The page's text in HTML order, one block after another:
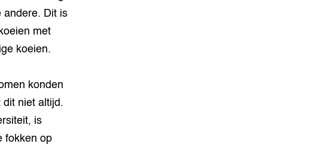
andere. Dit is
met
koeien.
konden
dit niet altijd.
is
fokken op